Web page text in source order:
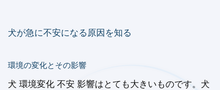
犬が急に不安になる原因を知る
環境の変化とその影響
犬 環境変化 不安 影響はとても大きいものです。犬